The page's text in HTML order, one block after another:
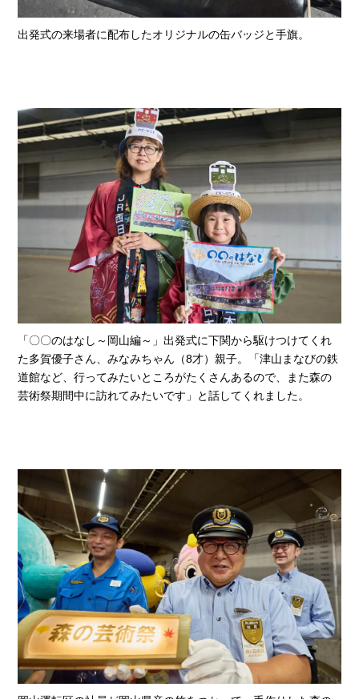
出発式の来場者に配布したオリジナルの缶バッジと手旗。
「〇〇のはなし～岡山編～」出発式に下関から駆けつけてくれ
た多賀優子さん、みなみちゃん（8才）親子。「津山まなびの鉄
道館など、行ってみたいところがたくさんあるので、また森の
芸術祭期間中に訪れてみたいです」と話してくれました。